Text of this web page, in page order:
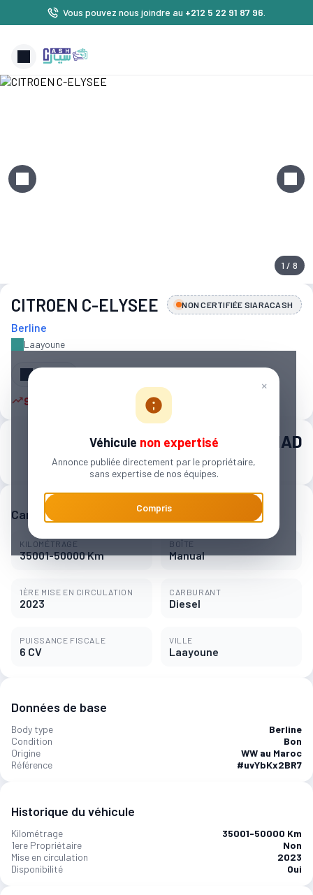
Vous pouvez nous joindre au +212 5 22 91 87 96
1 / 8
CITROEN C-ELYSEE NON CERTIFIÉE SIARACASH
Berline
Laayoune‎
×
Véhicule non expertisé
Annonce publiée directement par le propriétaire,
sans expertise de nos équipes.
Compris
Partager
9 autres personnes sont intéressées
135 000 MAD
2 135 MAD / mois
Caractéristiques principales
KILOMÉTRAGE
35001-50000 Km
BOÎTE
Manual
1ÈRE MISE EN CIRCULATION
2023
CARBURANT
Diesel
PUISSANCE FISCALE
6 CV
VILLE
Laayoune‎
Données de base
Body type
Berline
Condition
Bon
Origine
WW au Maroc
Référence
#uvYbKx2BR7
Historique du véhicule
Kilométrage
35001-50000 Km
1ere Propriétaire
Non
Mise en circulation
2023
Disponibilité
Oui